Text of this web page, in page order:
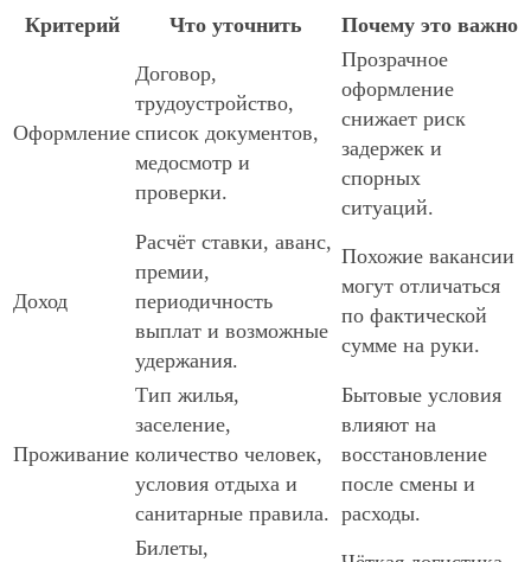
Критерий Что уточнить Почему это важно
Оформление
Договор,
трудоустройство,
список документов,
медосмотр и
проверки.
Прозрачное
оформление
снижает риск
задержек и
спорных
ситуаций.
Доход
Расчёт ставки, аванс,
премии,
периодичность
выплат и возможные
удержания.
Похожие вакансии
могут отличаться
по фактической
сумме на руки.
Проживание
Тип жилья,
заселение,
количество человек,
условия отдыха и
санитарные правила.
Бытовые условия
влияют на
восстановление
после смены и
расходы.
Билеты,